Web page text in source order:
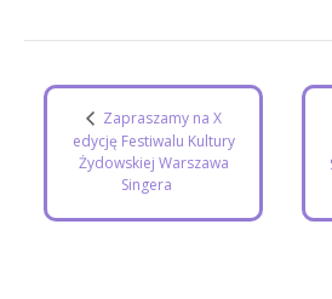
Zapraszamy na X
edycję Festiwalu Kultury
Żydowskiej Warszawa
Singera